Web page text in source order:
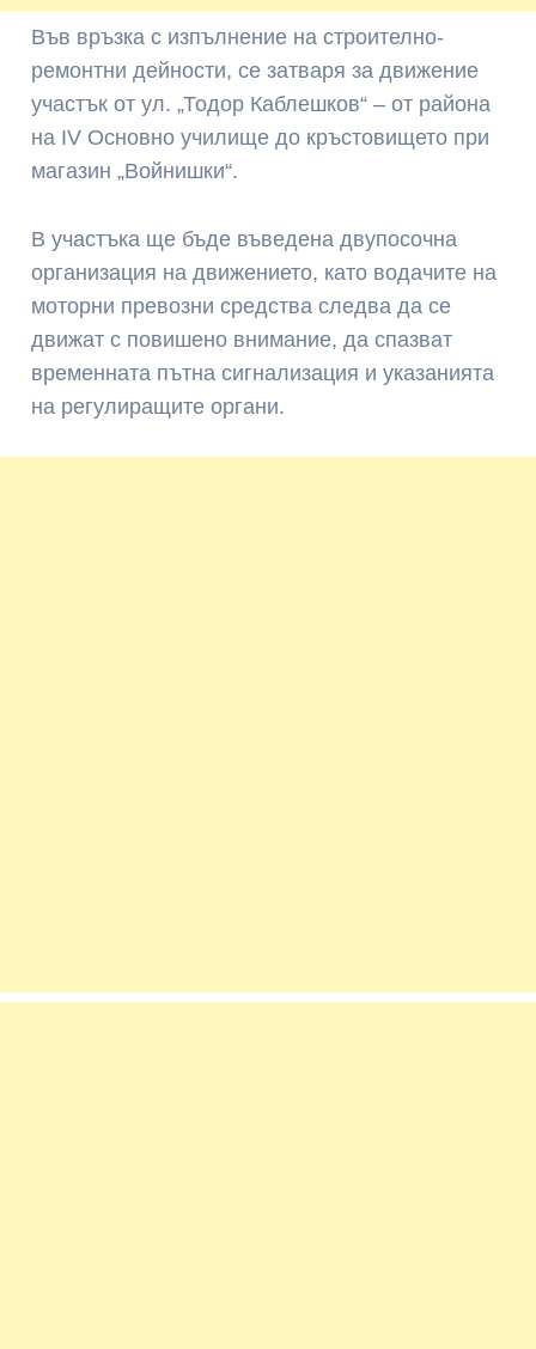
Във връзка с изпълнение на строително-
ремонтни дейности, се затваря за движение
участък от ул. „Тодор Каблешков“ – от района
на IV Основно училище до кръстовището при
магазин „Войнишки“.
В участъка ще бъде въведена двупосочна
организация на движението, като водачите на
моторни превозни средства следва да се
движат с повишено внимание, да спазват
временната пътна сигнализация и указанията
на регулиращите органи.